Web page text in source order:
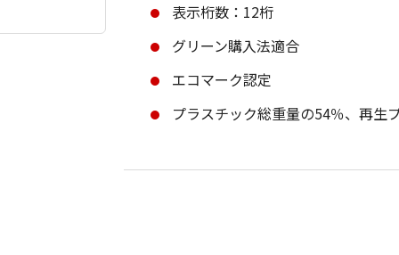
表示桁数：12桁
グリーン購入法適合
エコマーク認定
プラスチック総重量の54％、再生